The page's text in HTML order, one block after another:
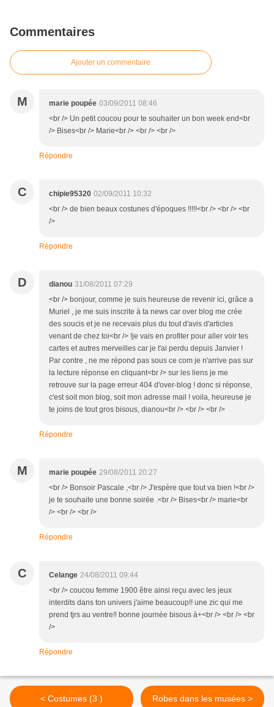
Commentaires
Ajouter un commentaire
M marie poupée 03/09/2011 08:46
<br /> Un petit coucou pour te souhaiter un bon week end<br
/> Bises<br /> Marie<br /> <br /> <br />
Répondre
C chipie95320 02/09/2011 10:32
<br /> de bien beaux costunes d'époques !!!!!<br /> <br /> <br
/>
Répondre
D dianou 31/08/2011 07:29
<br /> bonjour, comme je suis heureuse de revenir ici, grâce a
Muriel , je me suis inscrite à ta news car over blog me crée
des soucis et je ne recevais plus du tout d'avis d'articles
venant de chez toi<br /> !je vais en profiter pour aller voir tes
cartes et autres merveilles car je t'ai perdu depuis Janvier !
Par contre , ne me répond pas sous ce com je n'arrive pas sur
la lecture réponse en cliquant<br /> sur les liens je me
retrouve sur la page erreur 404 d'over-blog ! donc si réponse,
c'est soit mon blog, soit mon adresse mail ! voila, heureuse je
te joins de tout gros bisous, dianou<br /> <br /> <br />
Répondre
M marie poupée 29/08/2011 20:27
<br /> Bonsoir Pascale ,<br /> J'espère que tout va bien !<br />
je te souhaite une bonne soirée .<br /> Bises<br /> marie<br
/> <br /> <br />
Répondre
C Celange 24/08/2011 09:44
<br /> coucou femme 1900 être ainsi reçu avec les jeux
interdits dans ton univers j'aime beaucoup!! une zic qui me
prend tjrs au ventre!! bonne journée bisous à+<br /> <br /> <br
/>
Répondre
< Costumes (3 ) Robes dans les musées >